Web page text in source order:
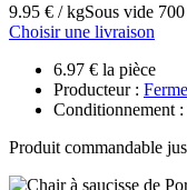
9.95 € / kgSous vide
Choisir une livraison
6.97 € la pièce
Producteur :
Conditionnement
Produit commandable